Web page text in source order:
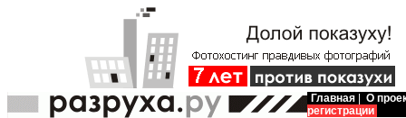
Главная
О
регистрации